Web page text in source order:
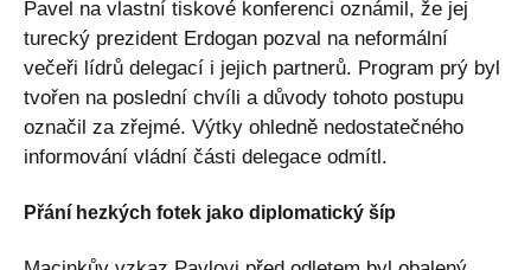
Pavel na vlastní tiskové konferenci oznámil, že jej
turecký prezident Erdogan pozval na neformální
večeři lídrů delegací i jejich partnerů. Program prý byl
tvořen na poslední chvíli a důvody tohoto postupu
označil za zřejmé. Výtky ohledně nedostatečného
informování vládní části delegace odmítl.
Přání hezkých fotek jako diplomatický šíp